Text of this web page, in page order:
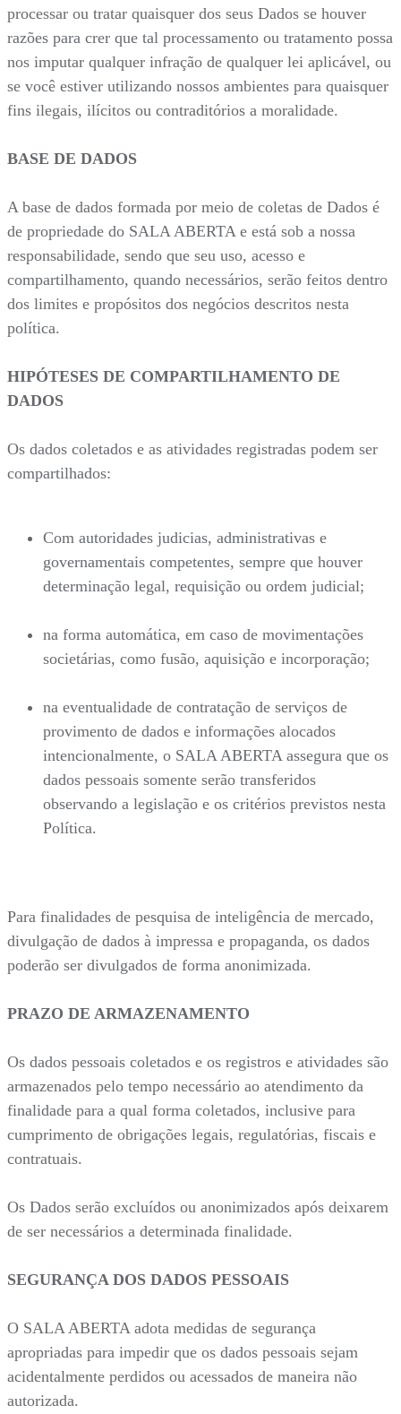
processar ou tratar quaisquer dos seus Dados se houver
razões para crer que tal processamento ou tratamento possa
nos imputar qualquer infração de qualquer lei aplicável, ou
se você estiver utilizando nossos ambientes para quaisquer
fins ilegais, ilícitos ou contraditórios a moralidade.
BASE DE DADOS
A base de dados formada por meio de coletas de Dados é
de propriedade do SALA ABERTA e está sob a nossa
responsabilidade, sendo que seu uso, acesso e
compartilhamento, quando necessários, serão feitos dentro
dos limites e propósitos dos negócios descritos nesta
política.
HIPÓTESES DE COMPARTILHAMENTO DE
DADOS
Os dados coletados e as atividades registradas podem ser
compartilhados:
Com autoridades judicias, administrativas e
governamentais competentes, sempre que houver
determinação legal, requisição ou ordem judicial;
na forma automática, em caso de movimentações
societárias, como fusão, aquisição e incorporação;
na eventualidade de contratação de serviços de
provimento de dados e informações alocados
intencionalmente, o SALA ABERTA assegura que os
dados pessoais somente serão transferidos
observando a legislação e os critérios previstos nesta
Política.
Para finalidades de pesquisa de inteligência de mercado,
divulgação de dados à impressa e propaganda, os dados
poderão ser divulgados de forma anonimizada.
PRAZO DE ARMAZENAMENTO
Os dados pessoais coletados e os registros e atividades são
armazenados pelo tempo necessário ao atendimento da
finalidade para a qual forma coletados, inclusive para
cumprimento de obrigações legais, regulatórias, fiscais e
contratuais.
Os Dados serão excluídos ou anonimizados após deixarem
de ser necessários a determinada finalidade.
SEGURANÇA DOS DADOS PESSOAIS
O SALA ABERTA adota medidas de segurança
apropriadas para impedir que os dados pessoais sejam
acidentalmente perdidos ou acessados de maneira não
autorizada.